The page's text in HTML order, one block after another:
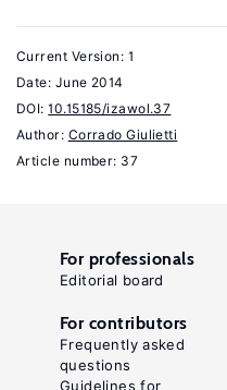
2012;
and
a
Manual
to
Social
Database
(SOCX)
OECD
Current Version: 1
Date: June 2014
DOI: 10.15185/izawol.37
Author: Corrado Giulietti
Article number: 37
For professionals
Editorial board
For contributors
Frequently asked
questions
Guidelines for